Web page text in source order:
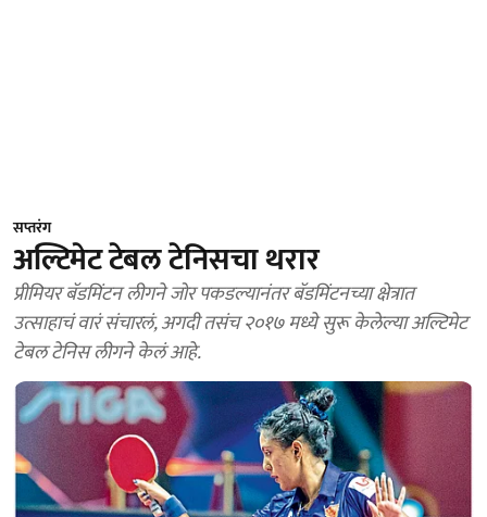
सप्तरंग
अल्टिमेट टेबल टेनिसचा थरार
प्रीमियर बॅडमिंटन लीगने जोर पकडल्यानंतर बॅडमिंटनच्या क्षेत्रात
उत्साहाचं वारं संचारलं, अगदी तसंच २०१७ मध्ये सुरू केलेल्या अल्टिमेट
टेबल टेनिस लीगने केलं आहे.